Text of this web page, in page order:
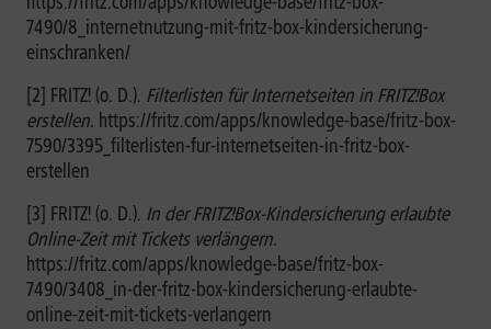
7490/8_internetnutzung-mit-fritz-box-kindersicherung-
einschranken/
[2] FRITZ! (o. D.). Filterlisten für Internetseiten in FRITZ!Box
erstellen. https://fritz.com/apps/knowledge-base/fritz-box-
7590/3395_filterlisten-fur-internetseiten-in-fritz-box-
erstellen
[3] FRITZ! (o. D.). In der FRITZ!Box-Kindersicherung erlaubte
Online-Zeit mit Tickets verlängern.
https://fritz.com/apps/knowledge-base/fritz-box-
7490/3408_in-der-fritz-box-kindersicherung-erlaubte-
online-zeit-mit-tickets-verlangern